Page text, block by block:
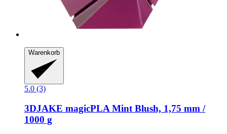
Warenkorb
5.0 (3)
3DJAKE magicPLA Mint Blush, 1,75 mm /
1000 g